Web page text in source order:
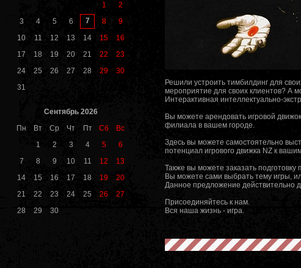
1
2
3
4 5 6 7 8
9
10
11 12 13 14 15
16
17
18 19 20 21 22
23
24
25 26 27 28 29
30
31
Сентябрь 2026
Пн
Вт Ср Чт Пт Сб
Вс
1
2 3 4 5
6
7
8 9 10 11 12
13
14
15 16 17 18 19
20
21
22 23 24 25 26
27
28
29 30
Решили устроить тимбилдинг для
мероприятие для своих клиентов? А
Интерактивная интеллектуально-
Вы можете арендовать игровой
филиала в вашем городе.
Здесь вы можете самостоятельно
потенциал игрового движка NZ к
Также вы можете заказать
Вы можете сами выбрать тему игры,
Данное предложение действительно
Присоединяйтесь к нам.
Вся наша жизнь - игра.